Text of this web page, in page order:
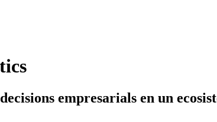
empresarials en un